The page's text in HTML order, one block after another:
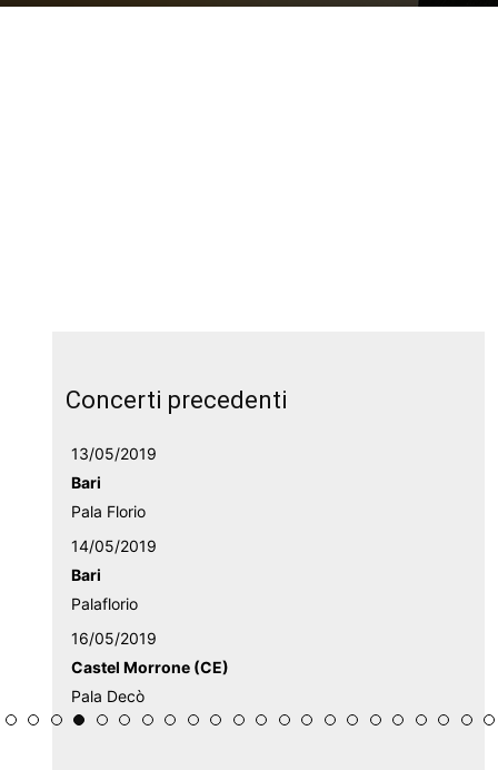
Concerti precedenti
13/05/2019
Bari
Pala Florio
14/05/2019
Bari
Palaflorio
16/05/2019
Castel Morrone (CE)
Pala Decò